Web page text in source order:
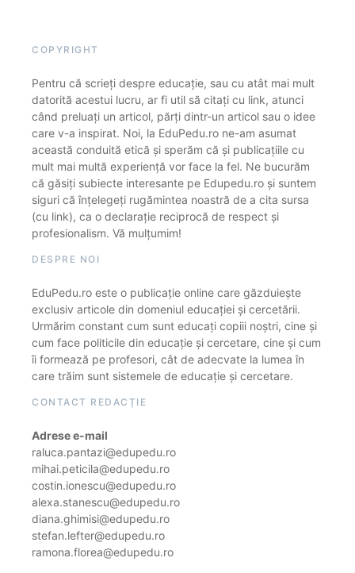
COPYRIGHT
Pentru că scrieți despre educație, sau cu atât mai mult
datorită acestui lucru, ar fi util să citați cu link, atunci
când preluați un articol, părți dintr-un articol sau o idee
care v-a inspirat. Noi, la EduPedu.ro ne-am asumat
această conduită etică și sperăm că și publicațiile cu
mult mai multă experiență vor face la fel. Ne bucurăm
că găsiți subiecte interesante pe Edupedu.ro și suntem
siguri că înțelegeți rugămintea noastră de a cita sursa
(cu link), ca o declarație reciprocă de respect și
profesionalism. Vă mulțumim!
DESPRE NOI
EduPedu.ro este o publicație online care găzduiește
exclusiv articole din domeniul educației și cercetării.
Urmărim constant cum sunt educați copiii noștri, cine și
cum face politicile din educație și cercetare, cine și cum
îi formează pe profesori, cât de adecvate la lumea în
care trăim sunt sistemele de educație și cercetare.
CONTACT REDACȚIE
Adrese e-mail
raluca.pantazi@edupedu.ro
mihai.peticila@edupedu.ro
costin.ionescu@edupedu.ro
alexa.stanescu@edupedu.ro
diana.ghimisi@edupedu.ro
stefan.lefter@edupedu.ro
ramona.florea@edupedu.ro